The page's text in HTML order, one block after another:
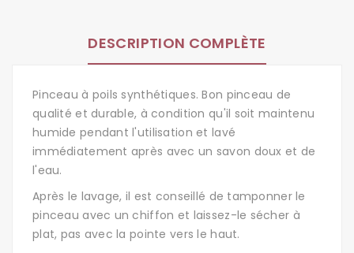
DESCRIPTION COMPLÈTE
Pinceau à poils synthétiques. Bon pinceau de
qualité et durable, à condition qu'il soit maintenu
humide pendant l'utilisation et lavé
immédiatement après avec un savon doux et de
l'eau.
Après le lavage, il est conseillé de tamponner le
pinceau avec un chiffon et laissez-le sécher à
plat, pas avec la pointe vers le haut.